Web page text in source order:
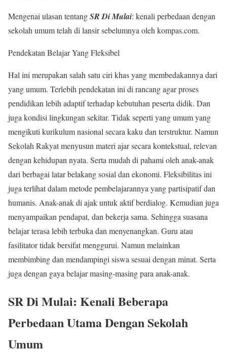
Mengenai ulasan tentangSR Di Mulai: kenali perbedaan dengan
sekolah umum telah di lansir sebelumnya oleh kompas.com.
Pendekatan Belajar Yang Fleksibel
Hal ini merupakan salah satu ciri khas yang membedakannya dari
yang umum. Terlebih pendekatan ini di rancang agar proses
pendidikan lebih adaptif terhadap kebutuhan peserta didik. Dan
juga kondisi lingkungan sekitar. Tidak seperti yang umum yang
mengikuti kurikulum nasional secara kaku dan terstruktur. Namun
Sekolah Rakyat menyusun materi ajar secara kontekstual, relevan
dengan kehidupan nyata. Serta mudah di pahami oleh anak-anak
dari berbagai latar belakang sosial dan ekonomi. Fleksibilitas ini
juga terlihat dalam metode pembelajarannya yang partisipatif dan
humanis. Anak-anak di ajak untuk aktif berdialog. Kemudian juga
menyampaikan pendapat, dan bekerja sama. Sehingga suasana
belajar terasa lebih terbuka dan menyenangkan. Guru atau
fasilitator tidak bersifat menggurui. Namun melainkan
membimbing dan mendampingi siswa sesuai dengan minat. Serta
juga dengan gaya belajar masing-masing para anak-anak.
SR Di Mulai: Kenali Beberapa
Perbedaan Utama Dengan Sekolah
Umum